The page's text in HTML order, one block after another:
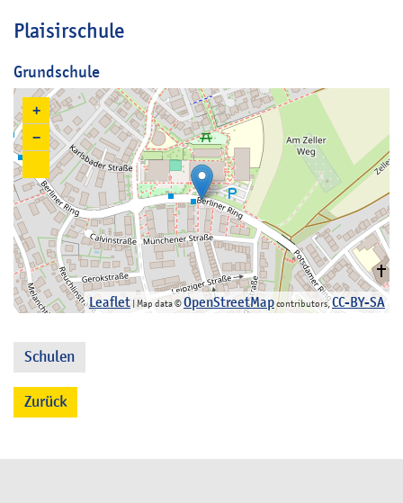
Plaisirschule
Grundschule
+
−
Leaflet | Map data ©OpenStreetMapcontributors,CC-BY-SA
Schulen
Zurück